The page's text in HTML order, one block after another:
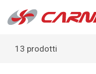
13 prodotti